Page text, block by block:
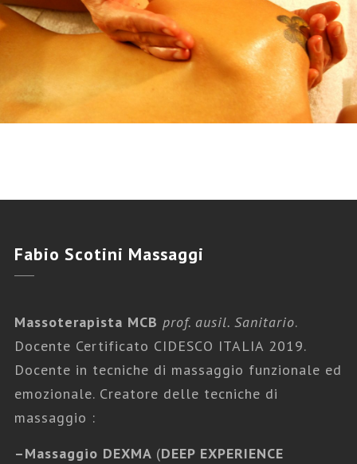
Fabio Scotini Massaggi
Massoterapista MCB prof. ausil. Sanitario.
Docente Certificato CIDESCO ITALIA 2019.
Docente in tecniche di massaggio funzionale ed
emozionale. Creatore delle tecniche di
massaggio :
–Massaggio DEXMA (DEEP EXPERIENCE